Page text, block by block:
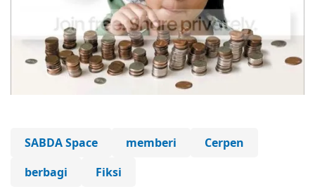
SABDA Space memberi
Cerpen
berbagi
Fiksi